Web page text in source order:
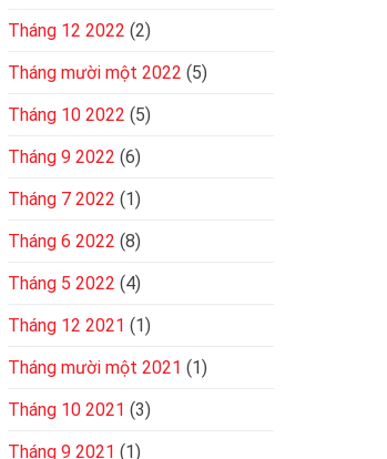
Tháng 12 2022 (2)
Tháng mười một 2022 (5)
Tháng 10 2022 (5)
Tháng 9 2022 (6)
Tháng 7 2022 (1)
Tháng 6 2022 (8)
Tháng 5 2022 (4)
Tháng 12 2021 (1)
Tháng mười một 2021 (1)
Tháng 10 2021 (3)
Tháng 9 2021 (1)